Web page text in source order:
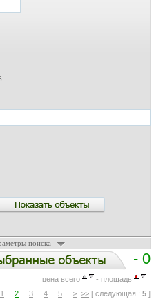
поиска
- 0
цена всего
- площадь
1 2 3 4 5 > >> [ следующая.: 5 ]